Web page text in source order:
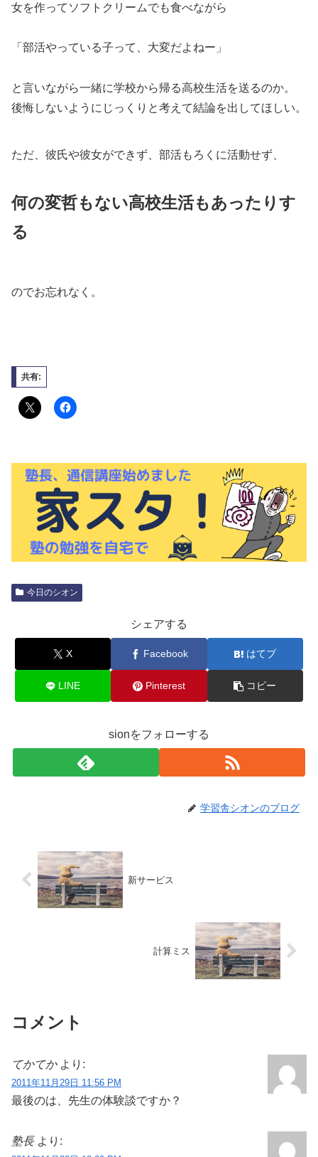
女を作ってソフトクリームでも食べながら
「部活やっている子って、大変だよねー」
と言いながら一緒に学校から帰る高校生活を送るのか。
後悔しないようにじっくりと考えて結論を出してほしい。
ただ、彼氏や彼女ができず、部活もろくに活動せず、
何の変哲もない高校生活もあったりす
る
のでお忘れなく。
共有:
今日のシオン
シェアする
X Facebook はてブ
LINE Pinterest コピー
sionをフォローする
学習舎シオンのブログ
新サービス
計算ミス
コメント
てかてか より:
2011年11月29日 11:56 PM
最後のは、先生の体験談ですか？
塾長 より: